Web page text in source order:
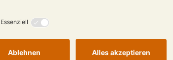
wie mein Name: Es gibt so viel und so
Natur, die Schönheit der
besonderen Bann gezogen. Seit